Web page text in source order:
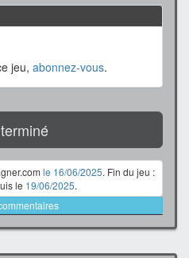
jeu, abonnez-vous.
le 16/06/2025. Fin du jeu :
le 19/06/2025.